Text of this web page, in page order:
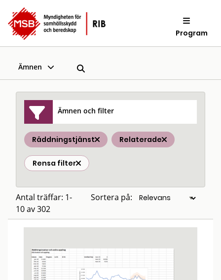
Program
Ämnen
Ämnen och filter
Räddningstjänst Relaterade
Rensa filter
Antal träffar: 1-
10 av 302
Sortera på: